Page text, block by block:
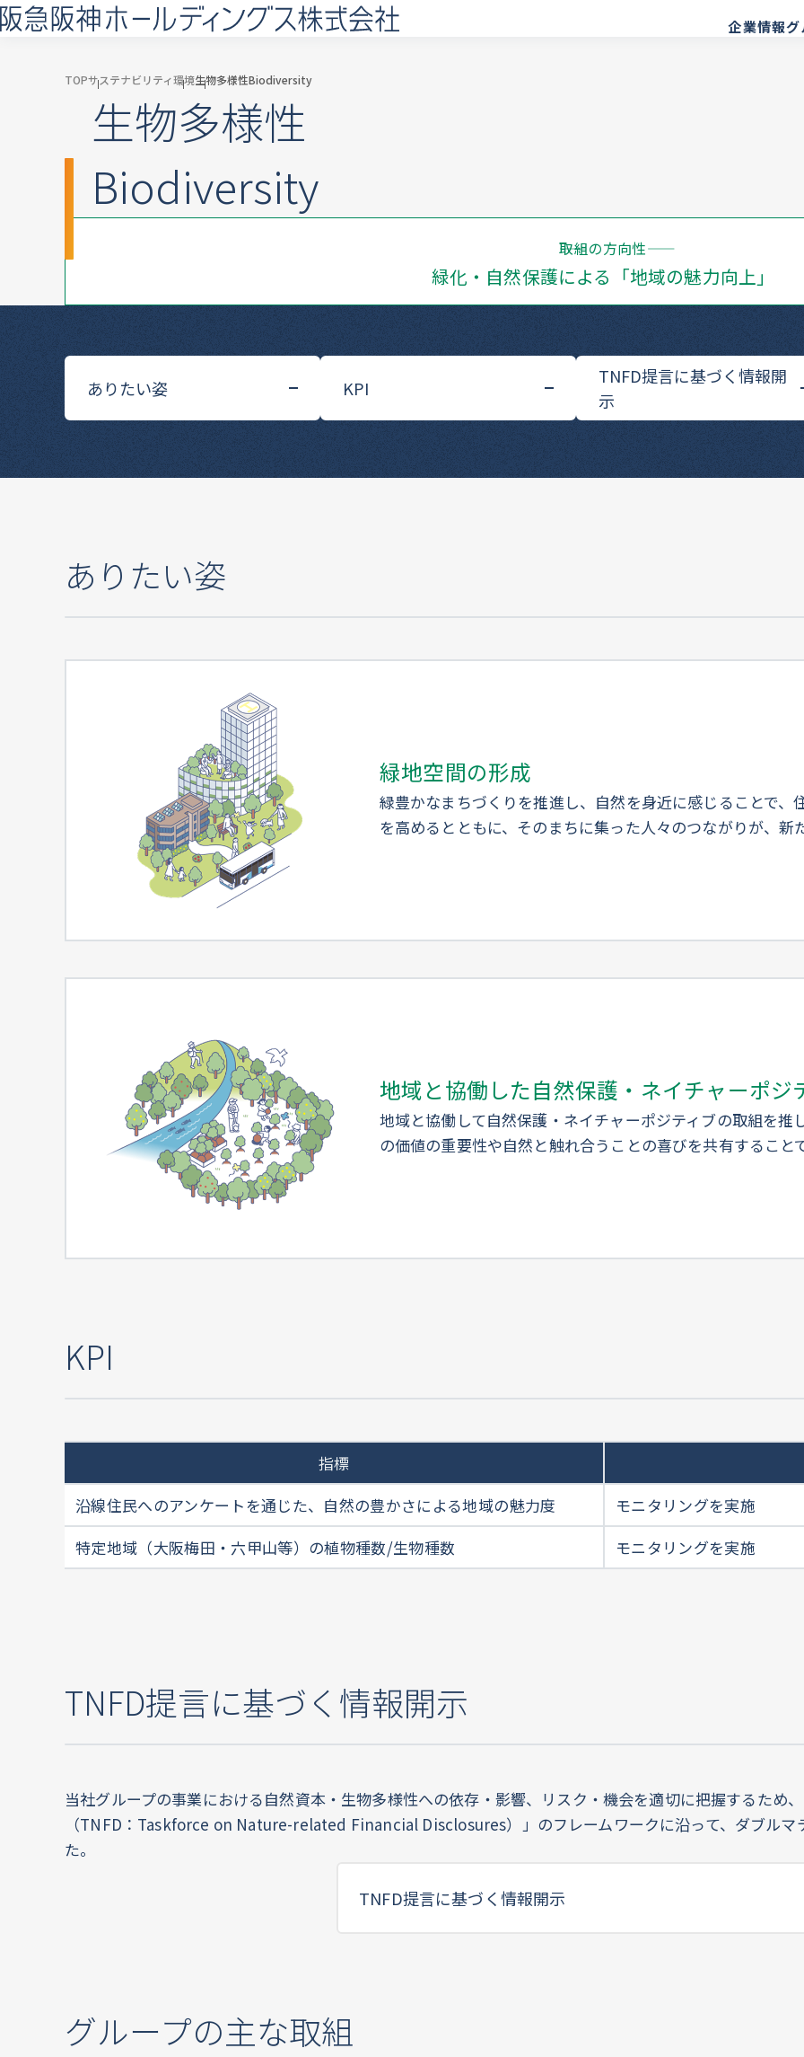
企業情報グ
TOPサステナビリティ環境生物多様性Biodiversity
生物多様性
Biodiversity
――取組の方向性――
緑化・自然保護による「地域の魅力向上」
ありたい姿 KPI
TNFD提言に基づく情報開
示
ありたい姿
緑地空間の形成
緑豊かなまちづくりを推進し、自然を身近に感じることで
を高めるとともに、そのまちに集った人々のつながりが、新
地域と協働した自然保護・ネイチャーポジ
地域と協働して自然保護・ネイチャーポジティブの取組を
の価値の重要性や自然と触れ合うことの喜びを共有すること
KPI
指標
沿線住民へのアンケートを通じた、自然の豊かさによる地域の魅力度
モニタリングを実施
特定地域（大阪梅田・六甲山等）の植物種数/生物種数
モニタリングを実施
TNFD提言に基づく情報開示
当社グループの事業における自然資本・生物多様性への依存・影響、リスク・機会を適切に把握するため
（TNFD：Taskforce on Nature-related Financial Disclosures）」のフレームワークに沿って、ダブルマ
た。
TNFD提言に基づく情報開示
グループの主な取組